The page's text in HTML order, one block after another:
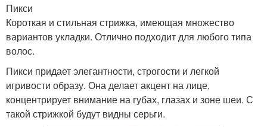
Пикси
Короткая и стильная стрижка, имеющая множество
вариантов укладки. Отлично подходит для любого типа
волос.
Пикси придает элегантности, строгости и легкой
игривости образу. Она делает акцент на лице,
концентрирует внимание на губах, глазах и зоне шеи. С
такой стрижкой будут видны серьги.